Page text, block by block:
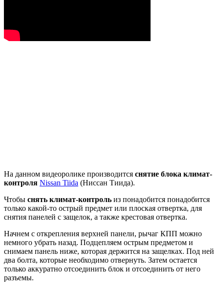
На данном видеоролике производится снятие блока климат-
контроля Nissan Tiida (Ниссан Тиида).
Чтобы снять климат-контроль из понадобится понадобится
только какой-то острый предмет или плоская отвертка, для
снятия панелей с защелок, а также крестовая отвертка.
Начнем с открепления верхней панели, рычаг КПП можно
немного убрать назад. Подцепляем острым предметом и
снимаем панель ниже, которая держится на защелках. Под ней
два болта, которые необходимо отвернуть. Затем остается
только аккуратно отсоединить блок и отсоединить от него
разъемы.